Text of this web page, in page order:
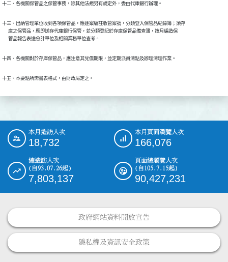
十二、各機關保管品之保管事務，除其他法規另有規定外，委由代庫銀行辦理。
十三、出納管理單位收到各項保管品，應逐案編註收管案號，分類登入保管品紀錄簿；須存
      庫之保管品，應即送存代庫銀行保管，並分類登記於存庫保管品備查簿，按月編造保
      管品報告表送會計單位及相關業務單位查考。
十四、各機關對於存庫保管品，應注意其兌償期限，並定期派員清點及辦理清理作業。
十五、本要點所需書表格式，由財政局定之。
::: 本月造訪人次
18,732
本月頁面瀏覽人次
166,076
總造訪人次
(自93.07.26起)
7,803,137
頁面總瀏覽人次
(自105.7.15起)
90,427,231
政府網站資料開放宣告
隱私權及資訊安全政策